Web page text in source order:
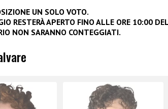
UN SOLO VOTO.
RESTERÀ APERTO FINO ALLE ORE 10:00
NON SARANNO CONTEGGIATI.